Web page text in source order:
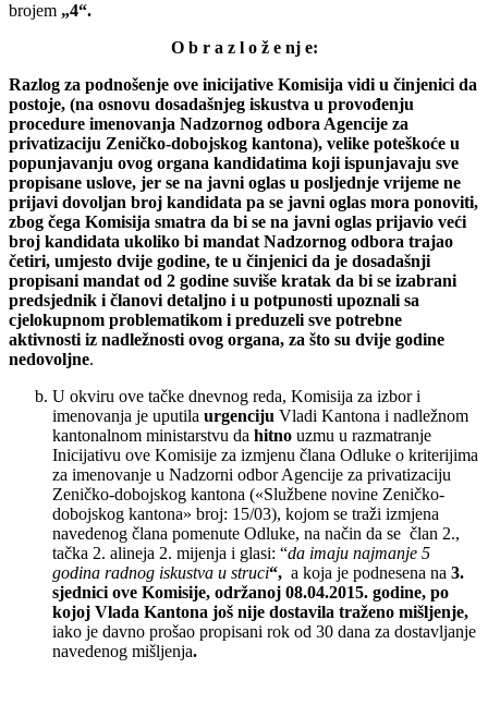
brojem „4“.
O b r a z l o ž e nj e:
Razlog za podnošenje ove inicijative Komisija vidi u činjenici da
postoje, (na osnovu dosadašnjeg iskustva u provođenju
procedure imenovanja Nadzornog odbora Agencije za
privatizaciju Zeničko-dobojskog kantona), velike poteškoće u
popunjavanju ovog organa kandidatima koji ispunjavaju sve
propisane uslove, jer se na javni oglas u posljednje vrijeme ne
prijavi dovoljan broj kandidata pa se javni oglas mora ponoviti,
zbog čega Komisija smatra da bi se na javni oglas prijavio veći
broj kandidata ukoliko bi mandat Nadzornog odbora trajao
četiri, umjesto dvije godine, te u činjenici da je dosadašnji
propisani mandat od 2 godine suviše kratak da bi se izabrani
predsjednik i članovi detaljno i u potpunosti upoznali sa
cjelokupnom problematikom i preduzeli sve potrebne
aktivnosti iz nadležnosti ovog organa, za što su dvije godine
nedovoljne.
U okviru ove tačke dnevnog reda, Komisija za izbor i
imenovanja je uputila urgenciju Vladi Kantona i nadležnom
kantonalnom ministarstvu da hitno uzmu u razmatranje
Inicijativu ove Komisije za izmjenu člana Odluke o kriterijima
za imenovanje u Nadzorni odbor Agencije za privatizaciju
Zeničko-dobojskog kantona («Službene novine Zeničko-
dobojskog kantona» broj: 15/03), kojom se traži izmjena
navedenog člana pomenute Odluke, na način da se član 2.,
tačka 2. alineja 2. mijenja i glasi: “da imaju najmanje 5
godina radnog iskustva u struci“, a koja je podnesena na 3.
sjednici ove Komisije, održanoj 08.04.2015. godine, po
kojoj Vlada Kantona još nije dostavila traženo mišljenje,
iako je davno prošao propisani rok od 30 dana za dostavljanje
navedenog mišljenja.